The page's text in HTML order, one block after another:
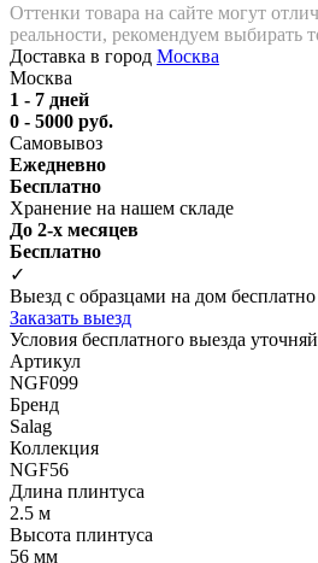
Оттенки товара на сайте могут
реальности, рекомендуем выбирать
Доставка в город Москва
Москва
1 - 7 дней
0 - 5000 руб.
Самовывоз
Ежедневно
Бесплатно
Хранение на нашем складе
До 2-х месяцев
Бесплатно
✓
Выезд с образцами на дом бесплатно
Заказать выезд
Условия бесплатного выезда
Артикул
NGF099
Бренд
Salag
Коллекция
NGF56
Длина плинтуса
2.5 м
Высота плинтуса
56 мм